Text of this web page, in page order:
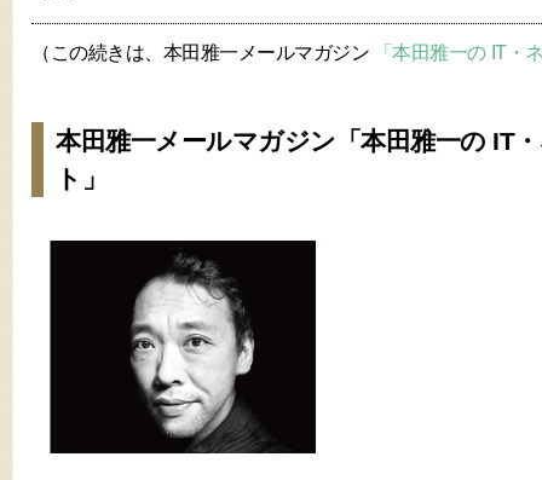
（この続きは、本田雅一メールマガジン 「本田雅一の IT・
本田雅一メールマガジン「本田雅一の IT
ト」